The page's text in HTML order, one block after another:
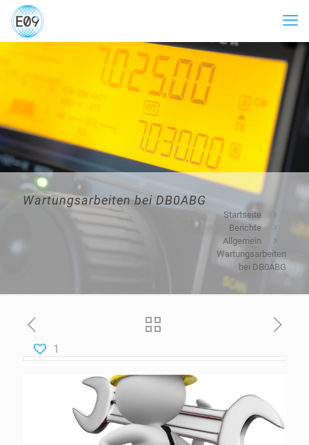
Wartungsarbeiten bei DB0ABG
Startseite
Berichte
Allgemein
Wartungsarbeiten
bei DB0ABG
1